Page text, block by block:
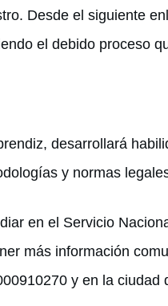
Desde el siguiente
el debido proceso
desarrollará
y normas
en el Servicio
más información
y en la ciudad